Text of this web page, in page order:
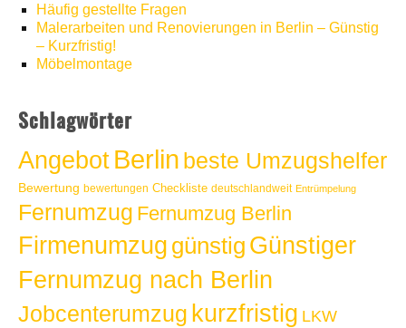
Häufig gestellte Fragen
Malerarbeiten und Renovierungen in Berlin – Günstig
– Kurzfristig!
Möbelmontage
Schlagwörter
AngebotBerlin beste Umzugshelfer
Bewertung bewertungen Checkliste deutschlandweit Entrümpelung
Fernumzug Fernumzug Berlin
Firmenumzug günstig Günstiger
Fernumzug nach Berlin
Jobcenterumzug kurzfristig LKW